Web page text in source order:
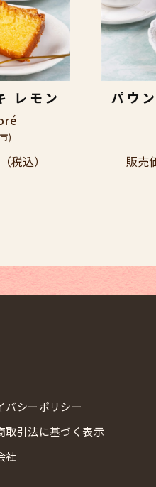
レモン
)
（税込）
パウ
販売
バシーポリシー
取引法に基づく表示
社